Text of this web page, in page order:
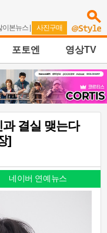
이본뉴스 | 사진구매
포토엔 영상TV
과 결실 맺는다
]
네이버 연예뉴스